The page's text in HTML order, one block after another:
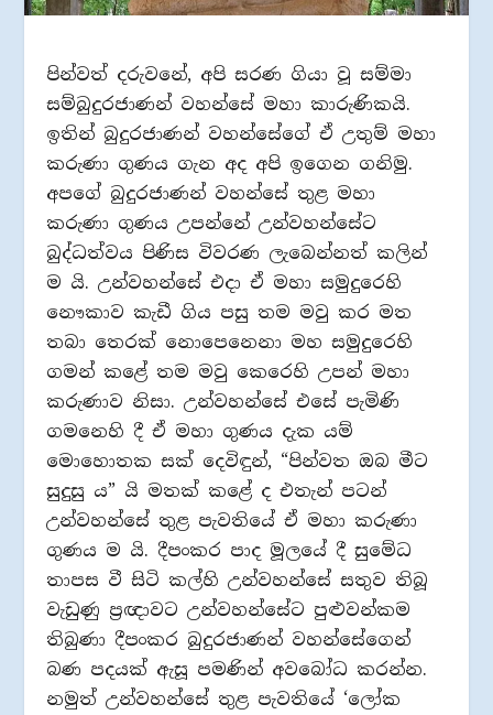
පින්වත් දරුවනේ, අපි සරණ ගියා වූ සම්මා
සම්බුදුරජාණන් වහන්සේ මහා කාරුණිකයි.
ඉතින් බුදුරජාණන් වහන්සේගේ ඒ උතුම් මහා
කරුණා ගුණය ගැන අද අපි ඉගෙන ගනිමු.
අපගේ බුදුරජාණන් වහන්සේ තුළ මහා
කරුණා ගුණය උපන්නේ උන්වහන්සේට
බුද්ධත්වය පිණිස විවරණ ලැබෙන්නත් කලින්
ම යි. උන්වහන්සේ එදා ඒ මහා සමුදුරෙහි
නෞකාව කැඩී ගිය පසු තම මවු කර මත
තබා තෙරක් නොපෙනෙනා මහ සමුදුරෙහි
ගමන් කළේ තම මවු කෙරෙහි උපන් මහා
කරුණාව නිසා. උන්වහන්සේ එසේ පැමිණි
ගමනෙහි දී ඒ මහා ගුණය දැක යම්
මොහොතක සක් දෙවිඳුන්, “පින්වත ඔබ මීට
සුදුසු ය” යි මතක් කළේ ද එතැන් පටන්
උන්වහන්සේ තුළ පැවතියේ ඒ මහා කරුණා
ගුණය ම යි. දීපංකර පාද මූලයේ දී සුමේධ
තාපස වී සිටි කල්හි උන්වහන්සේ සතුව තිබූ
වැඩුණු ප්‍රඥාවට උන්වහන්සේට පුළුවන්කම
තිබුණා දීපංකර බුදුරජාණන් වහන්සේගෙන්
බණ පදයක් ඇසූ පමණින් අවබෝධ කරන්න.
නමුත් උන්වහන්සේ තුළ පැවතියේ ‘ලෝක